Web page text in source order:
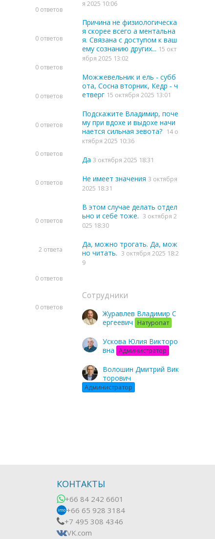
я 2025 10:06
Причина не физиологическа
я скорее всего а ментальна
я. Связана с доступом к ваш
ему сознанию других... 15 окт
ября 2025 13:02
Можжевельник и ель - субб
ота, Сосна вторник, Кедр - ч
етверг 15 октября 2025 13:01
Подскажите Владимир, поче
му при вдохе и выдохе начи
нается сильная зевота? 14 о
ктября 2025 10:36
Да 3 октября 2025 18:31
Не имеет значения 3 октября
2025 18:31
В этом случае делать отдел
ьно и себе тоже. 3 октября 2
025 18:30
Да, можно трогать. Да, мож
но читать. 3 октября 2025 18:2
9
Сотрудники
Журавлев Владимир С
ергеевич
Натуропат
Ускова Юлия Викторо
вна Администратор
Волошин Дмитрий Вик
торович
Администратор
0 ответов
0 ответов
0 ответов
0 ответов
0 ответов
0 ответов
0 ответов
0 ответов
2 ответа
0 ответов
0 ответов
КОНТАКТЫ
+66 84 242 6601
imo+66 65 928 3184
+7 495 308 4346
VK.com